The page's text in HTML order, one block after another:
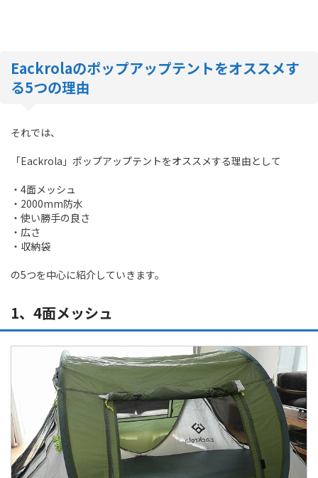
Eackrolaのポップアップテントをオススメす
る5つの理由
それでは、
「Eackrola」ポップアップテントをオススメする理由として
・4面メッシュ
・2000mm防水
・使い勝手の良さ
・広さ
・収納袋
の5つを中心に紹介していきます。
1、4面メッシュ